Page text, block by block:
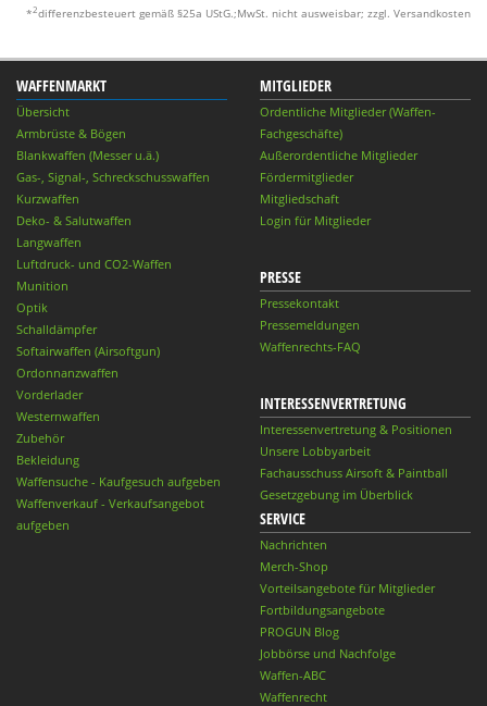
*2differenzbesteuert gemäß §25a UStG.;MwSt. nicht ausweisbar; zzgl. Versandkosten
WAFFENMARKT
Übersicht
Armbrüste & Bögen
Blankwaffen (Messer u.ä.)
Gas-, Signal-, Schreckschusswaffen
Kurzwaffen
Deko- & Salutwaffen
Langwaffen
Luftdruck- und CO2-Waffen
Munition
Optik
Schalldämpfer
Softairwaffen (Airsoftgun)
Ordonnanzwaffen
Vorderlader
Westernwaffen
Zubehör
Bekleidung
Waffensuche - Kaufgesuch aufgeben
Waffenverkauf - Verkaufsangebot
aufgeben
MITGLIEDER
Ordentliche Mitglieder (Waffen-
Fachgeschäfte)
Außerordentliche Mitglieder
Fördermitglieder
Mitgliedschaft
Login für Mitglieder
PRESSE
Pressekontakt
Pressemeldungen
Waffenrechts-FAQ
INTERESSENVERTRETUNG
Interessenvertretung & Positionen
Unsere Lobbyarbeit
Fachausschuss Airsoft & Paintball
Gesetzgebung im Überblick
SERVICE
Nachrichten
Merch-Shop
Vorteilsangebote für Mitglieder
Fortbildungsangebote
PROGUN Blog
Jobbörse und Nachfolge
Waffen-ABC
Waffenrecht